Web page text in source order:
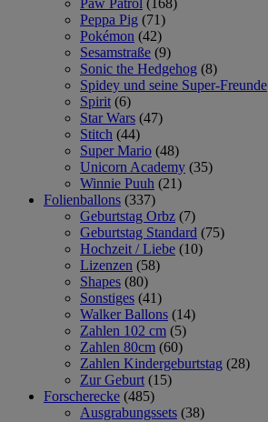
Peppa Pig (71)
Pokémon (42)
Sesamstraße (9)
Sonic the Hedgehog (8)
Spidey und seine Super-Freunde
Spirit (6)
Star Wars (47)
Stitch (44)
Super Mario (48)
Unicorn Academy (35)
Winnie Puuh (21)
Folienballons (337)
Geburtstag Orbz (7)
Geburtstag Standard (75)
Hochzeit / Liebe (10)
Lizenzen (58)
Shapes (80)
Sonstiges (41)
Walker Ballons (14)
Zahlen 102 cm (5)
Zahlen 80cm (60)
Zahlen Kindergeburtstag (28)
Zur Geburt (15)
Forscherecke (485)
Ausgrabungssets (38)